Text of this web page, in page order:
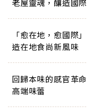
「愈在地，愈國際
造在地食尚新風味
回歸本味的感官革
高端味蕾